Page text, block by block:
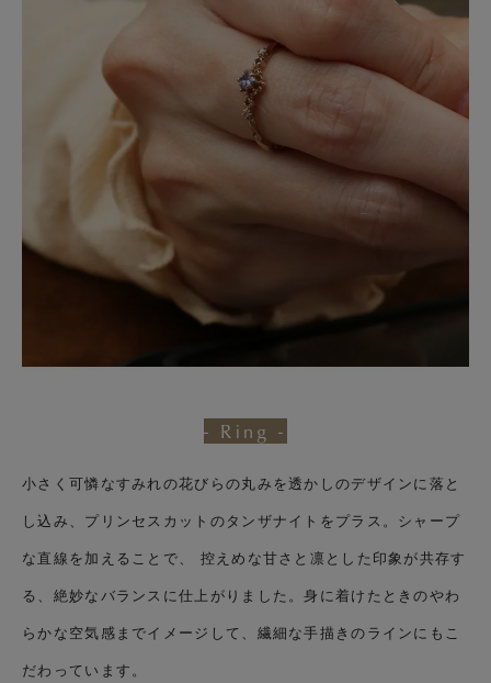
- Ring -
小さく可憐なすみれの花びらの丸みを透かしのデザインに落と
し込み、プリンセスカットのタンザナイトをプラス。シャープ
な直線を加えることで、 控えめな甘さと凛とした印象が共存す
る、絶妙なバランスに仕上がりました。身に着けたときのやわ
らかな空気感までイメージして、繊細な手描きのラインにもこ
だわっています。